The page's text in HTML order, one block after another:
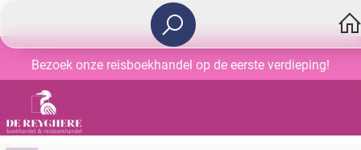
Bezoek onze reisboekhandel op de eerste verdieping!